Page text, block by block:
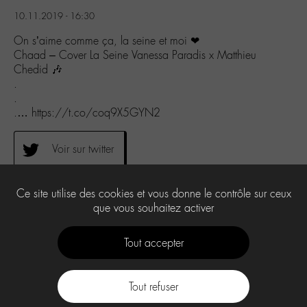
10.11.2019 - 16:30
On s’aime comme ça, la seine et moi ❤
Chaad – Cover La Seine Vanessa Paradis x Matthieu
Chedid 🎶
.
.
.… https://t.co/coq9X5GYN2
Voir sur twitter
0
Ce site utilise des cookies et vous donne le contrôle sur ceux
que vous souhaitez activer
Tout accepter
Tout refuser